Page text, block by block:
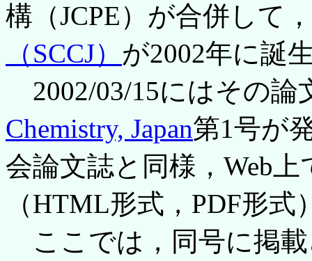
構（JCPE）が合併して，
（SCCJ） が2002年に誕
2002/03/15にはその論
Chemistry, Japan第1号が
会論文誌と同様，Web
（HTML形式，PDF形式
ここでは，同号に掲